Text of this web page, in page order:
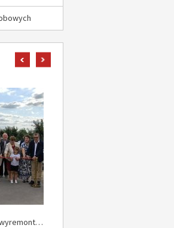
pokaż poprzedni artykuł
Uroczyste otwarcie wyremontowanych dróg w Załuskowie